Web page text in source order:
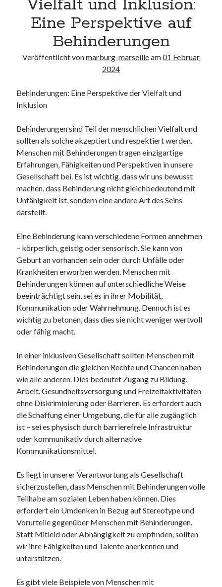
Neueste Kommentare
Keine Kommentare vorhanden.
Archiv
Juni 2026
Mai 2026
März 2026
Februar 2026
Januar 2026
Dezember 2025
November 2025
Oktober 2025
September 2025
August 2025
Juni 2025
Mai 2025
April 2025
März 2025
Februar 2025
Januar 2025
Dezember 2024
November 2024
Oktober 2024
August 2024
Juli 2024
Juni 2024
Mai 2024
April 2024
März 2024
Februar 2024
Januar 2024
Dezember 2023
Kategorien
barrierefreie website
din
din 18040
fachkraft
ferienhaus
ferienwohnung mit pflegebett nordsee
Vielfalt und Inklusion:
Eine Perspektive auf
Behinderungen
Veröffentlicht vonmarburg-marseilleam01 Februar
2024
Behinderungen: Eine Perspektive der Vielfalt und
Inklusion
Behinderungen sind Teil der menschlichen Vielfalt und
sollten als solche akzeptiert und respektiert werden.
Menschen mit Behinderungen tragen einzigartige
Erfahrungen, Fähigkeiten und Perspektiven in unsere
Gesellschaft bei. Es ist wichtig, dass wir uns bewusst
machen, dass Behinderung nicht gleichbedeutend mit
Unfähigkeit ist, sondern eine andere Art des Seins
darstellt.
Eine Behinderung kann verschiedene Formen annehmen
– körperlich, geistig oder sensorisch. Sie kann von
Geburt an vorhanden sein oder durch Unfälle oder
Krankheiten erworben werden. Menschen mit
Behinderungen können auf unterschiedliche Weise
beeinträchtigt sein, sei es in ihrer Mobilität,
Kommunikation oder Wahrnehmung. Dennoch ist es
wichtig zu betonen, dass dies sie nicht weniger wertvoll
oder fähig macht.
In einer inklusiven Gesellschaft sollten Menschen mit
Behinderungen die gleichen Rechte und Chancen haben
wie alle anderen. Dies bedeutet Zugang zu Bildung,
Arbeit, Gesundheitsversorgung und Freizeitaktivitäten
ohne Diskriminierung oder Barrieren. Es erfordert auch
die Schaffung einer Umgebung, die für alle zugänglich
ist – sei es physisch durch barrierefreie Infrastruktur
oder kommunikativ durch alternative
Kommunikationsmittel.
Es liegt in unserer Verantwortung als Gesellschaft
sicherzustellen, dass Menschen mit Behinderungen volle
Teilhabe am sozialen Leben haben können. Dies
erfordert ein Umdenken in Bezug auf Stereotype und
Vorurteile gegenüber Menschen mit Behinderungen.
Statt Mitleid oder Abhängigkeit zu empfinden, sollten
wir ihre Fähigkeiten und Talente anerkennen und
unterstützen.
Es gibt viele Beispiele von Menschen mit